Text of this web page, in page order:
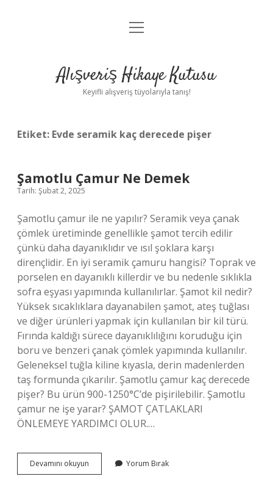
Anasayfa
Yasal Uyarı
menüyü
Alışveriş Hikaye Kutusu
Keyifli alışveriş tüyolarıyla tanış!
Etiket: Evde seramik kaç derecede pişer
Şamotlu Çamur Ne Demek
Tarih: Şubat 2, 2025
Şamotlu çamur ile ne yapılır? Seramik veya çanak
çömlek üretiminde genellikle şamot tercih edilir
çünkü daha dayanıklıdır ve ısıl şoklara karşı
dirençlidir. En iyi seramik çamuru hangisi? Toprak ve
porselen en dayanıklı killerdir ve bu nedenle sıklıkla
sofra eşyası yapımında kullanılırlar. Şamot kil nedir?
Yüksek sıcaklıklara dayanabilen şamot, ateş tuğlası
ve diğer ürünleri yapmak için kullanılan bir kil türü.
Fırında kaldığı sürece dayanıklılığını koruduğu için
boru ve benzeri çanak çömlek yapımında kullanılır.
Geleneksel tuğla kiline kıyasla, derin madenlerden
taş formunda çıkarılır. Şamotlu çamur kaç derecede
pişer? Bu ürün 900-1250°C’de pişirilebilir. Şamotlu
çamur ne işe yarar? ŞAMOT ÇATLAKLARI
ÖNLEMEYE YARDIMCI OLUR.…
Devamını okuyun Şamotlu
Çamur
Yorum Bırak